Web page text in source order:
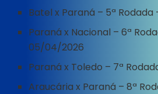
Batel x Paraná – 5ª
Paraná x Nacional – 6ª
05/04/2026
Paraná x Toledo – 7ª
Araucária x Paraná – 8ª